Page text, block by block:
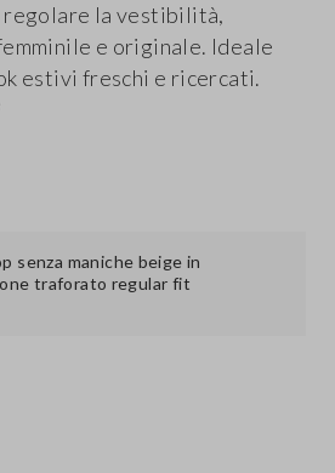
regolare la vestibilità,
e originale. Ideale
estivi freschi e ricercati.